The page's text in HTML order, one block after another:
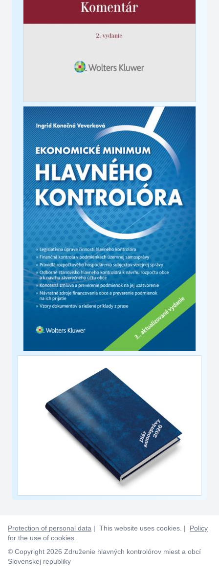
Protection of personal data | This website uses cookies. | Policy
for the use of cookies.
© Copyright 2026 Združenie hlavných kontrolórov miest a obcí
Slovenskej republiky